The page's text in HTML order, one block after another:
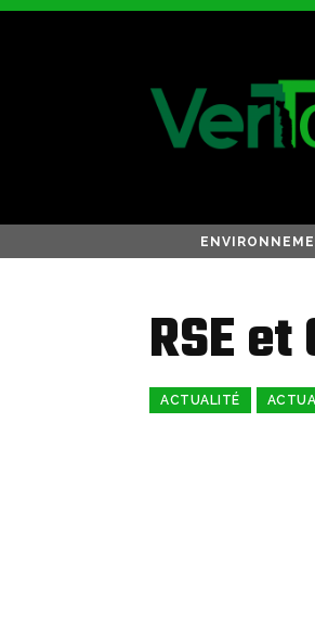
RSE et
ACTUALITÉ